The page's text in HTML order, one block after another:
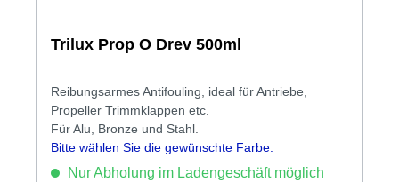
Trilux Prop O Drev 500ml
Reibungsarmes Antifouling, ideal für Antriebe,
Propeller Trimmklappen etc.
Für Alu, Bronze und Stahl.
Bitte wählen Sie die gewünschte Farbe.
Nur Abholung im Ladengeschäft möglich